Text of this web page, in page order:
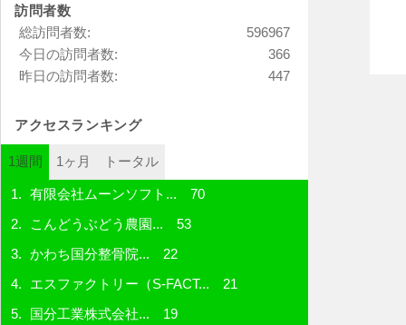
訪問者数
596967
総訪問者数:
366
今日の訪問者数:
447
昨日の訪問者数:
アクセスランキング
1週間 1ヶ月 トータル
有限会社ムーンソフト... 70
こんどうぶどう農園... 53
かわち国分整骨院... 22
エスファクトリー（S-FACT... 21
国分工業株式会社... 19